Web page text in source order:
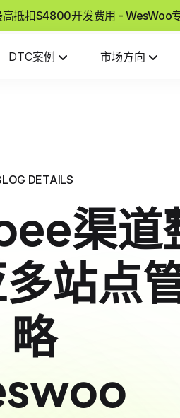
抵扣$4800开发费用 - WesWoo
DTC案例 市场方向
DETAILS
渠道
站点
略